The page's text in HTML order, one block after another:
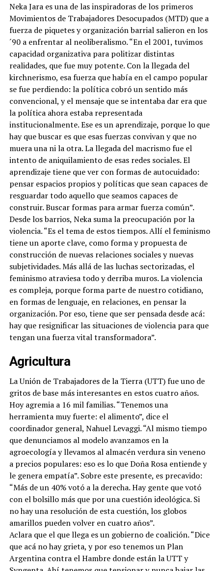
Neka Jara es una de las inspiradoras de los primeros
Movimientos de Trabajadores Desocupados (MTD) que a
fuerza de piquetes y organización barrial salieron en los
´90 a enfrentar al neoliberalismo. “En el 2001, tuvimos
capacidad organizativa para politizar distintas
realidades, que fue muy potente. Con la llegada del
kirchnerismo, esa fuerza que había en el campo popular
se fue perdiendo: la política cobró un sentido más
convencional, y el mensaje que se intentaba dar era que
la política ahora estaba representada
institucionalmente. Ese es un aprendizaje, porque lo que
hay que buscar es que esas fuerzas convivan y que no
muera una ni la otra. La llegada del macrismo fue el
intento de aniquilamiento de esas redes sociales. El
aprendizaje tiene que ver con formas de autocuidado:
pensar espacios propios y políticas que sean capaces de
resguardar todo aquello que seamos capaces de
construir. Buscar formas para armar fuerza común”.
Desde los barrios, Neka suma la preocupación por la
violencia. “Es el tema de estos tiempos. Allí el feminismo
tiene un aporte clave, como forma y propuesta de
construcción de nuevas relaciones sociales y nuevas
subjetividades. Más allá de las luchas sectorizadas, el
feminismo atraviesa todo y derriba muros. La violencia
es compleja, porque forma parte de nuestro cotidiano,
en formas de lenguaje, en relaciones, en pensar la
organización. Por eso, tiene que ser pensada desde acá:
hay que resignificar las situaciones de violencia para que
tengan una fuerza vital transformadora”.
Agricultura
La Unión de Trabajadores de la Tierra (UTT) fue uno de
gritos de base más interesantes en estos cuatro años.
Hoy agremia a 16 mil familias. “Tenemos una
herramienta muy fuerte: el alimento”, dice el
coordinador general, Nahuel Levaggi. “Al mismo tiempo
que denunciamos al modelo avanzamos en la
agroecología y llevamos al almacén verdura sin veneno
a precios populares: eso es lo que Doña Rosa entiende y
le genera empatía”. Sobre este presente, es precavido:
“Más de un 40% votó a la derecha. Hay gente que votó
con el bolsillo más que por una cuestión ideológica. Si
no hay una resolución de esta cuestión, los globos
amarillos pueden volver en cuatro años”.
Aclara que el que llega es un gobierno de coalición. “Dice
que acá no hay grieta, y por eso tenemos un Plan
Argentina contra el Hambre donde están la UTT y